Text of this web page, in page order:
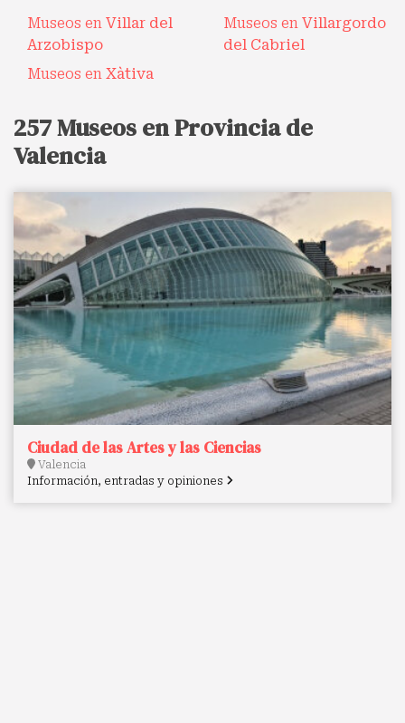
Museos en Villar del
Arzobispo
Museos en Villargordo
del Cabriel
Museos en Xàtiva
257 Museos en Provincia de
Valencia
Ciudad de las Artes y las Ciencias
Valencia
Información, entradas y opiniones